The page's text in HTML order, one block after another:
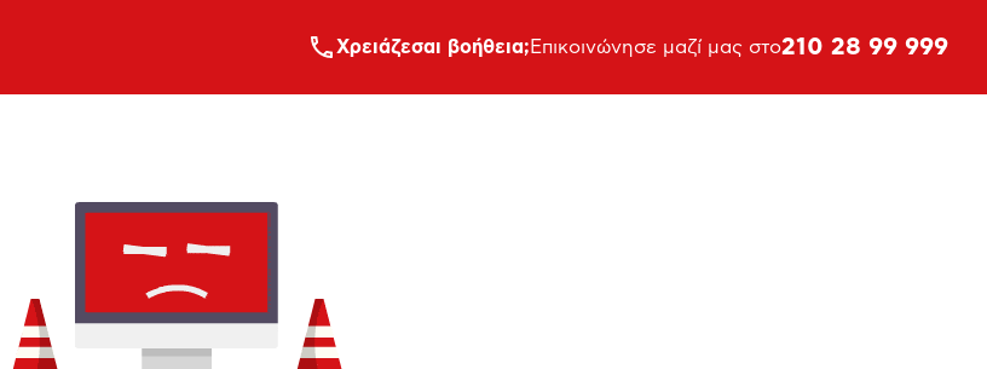
Xρειάζεσαι βοήθεια; Επικοινώνησε μαζί μας στο210 28 99 999